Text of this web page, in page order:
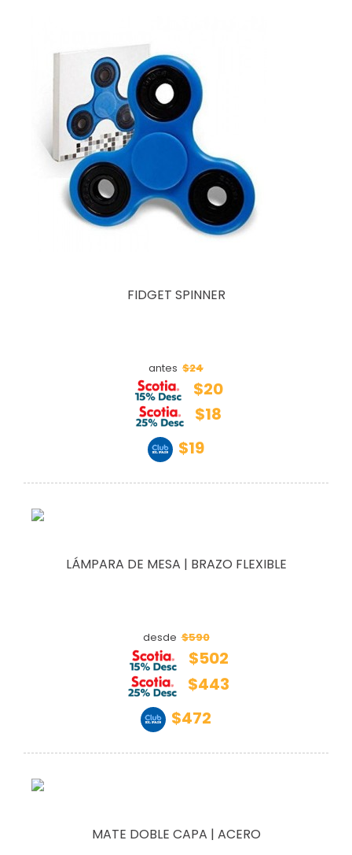
FIDGET SPINNER
antes $24
$20
$18
$19
LÁMPARA DE MESA | BRAZO FLEXIBLE
desde $590
$502
$443
$472
MATE DOBLE CAPA | ACERO